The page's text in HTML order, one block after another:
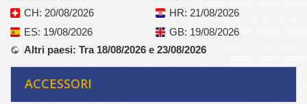
CH: 20/08/2026 HR: 21/08/2026
ES: 19/08/2026 GB: 19/08/2026
Altri paesi: Tra 18/08/2026 e 23/08/2026
ACCESSORI